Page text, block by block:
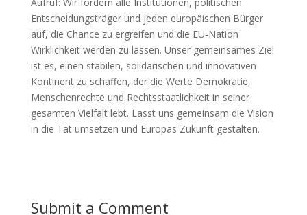
Aufruf: Wir fordern alle Institutionen, politischen
Entscheidungsträger und jeden europäischen Bürger
auf, die Chance zu ergreifen und die EU‑Nation
Wirklichkeit werden zu lassen. Unser gemeinsames Ziel
ist es, einen stabilen, solidarischen und innovativen
Kontinent zu schaffen, der die Werte Demokratie,
Menschenrechte und Rechtsstaatlichkeit in seiner
gesamten Vielfalt lebt. Lasst uns gemeinsam die Vision
in die Tat umsetzen und Europas Zukunft gestalten.
Submit a Comment